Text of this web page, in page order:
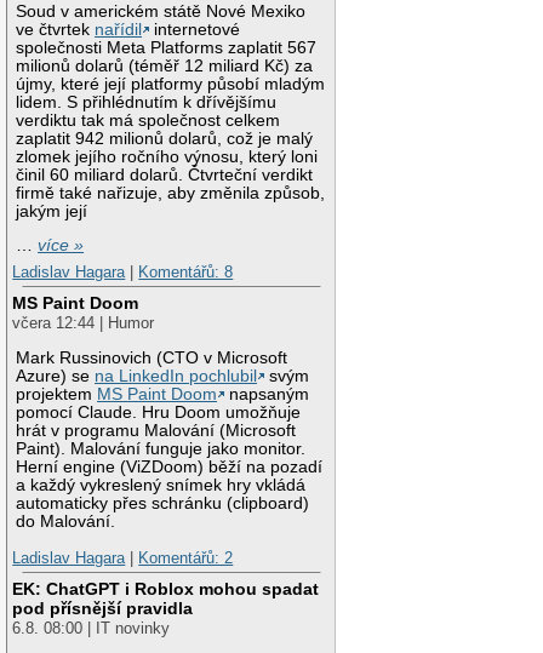
Soud v americkém státě Nové Mexiko
ve čtvrtek nařídil
internetové
společnosti Meta Platforms zaplatit 567
milionů dolarů (téměř 12 miliard Kč) za
újmy, které její platformy působí mladým
lidem. S přihlédnutím k dřívějšímu
verdiktu tak má společnost celkem
zaplatit 942 milionů dolarů, což je malý
zlomek jejího ročního výnosu, který loni
činil 60 miliard dolarů. Čtvrteční verdikt
firmě také nařizuje, aby změnila způsob,
jakým její
…více »
Ladislav Hagara
Komentářů: 8
MS Paint Doom
včera 12:44 | Humor
Mark Russinovich (CTO v Microsoft
Azure) se na LinkedIn pochlubil
svým
projektem MS Paint Doom
napsaným
pomocí Claude. Hru Doom umožňuje
hrát v programu Malování (Microsoft
Paint). Malování funguje jako monitor.
Herní engine (ViZDoom) běží na pozadí
a každý vykreslený snímek hry vkládá
automaticky přes schránku (clipboard)
do Malování.
Ladislav Hagara
Komentářů: 2
EK: ChatGPT i Roblox mohou spadat
pod přísnější pravidla
6.8. 08:00 | IT novinky